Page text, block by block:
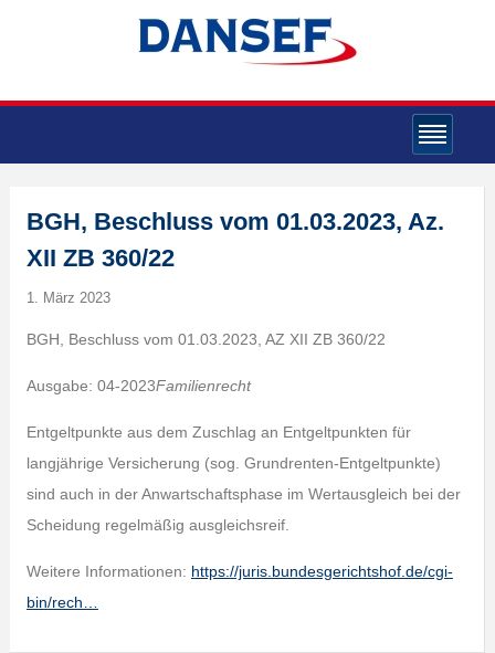
BGH, Beschluss vom 01.03.2023, Az.
XII ZB 360/22
1. März 2023
BGH, Beschluss vom 01.03.2023, AZ XII ZB 360/22
Ausgabe: 04-2023Familienrecht
Entgeltpunkte aus dem Zuschlag an Entgeltpunkten für
langjährige Versicherung (sog. Grundrenten-Entgeltpunkte)
sind auch in der Anwartschaftsphase im Wertausgleich bei der
Scheidung regelmäßig ausgleichsreif.
Weitere Informationen: https://juris.bundesgerichtshof.de/cgi-
bin/rech…